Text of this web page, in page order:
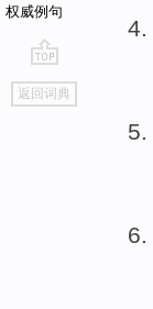
权威例句
go
top
返回词典